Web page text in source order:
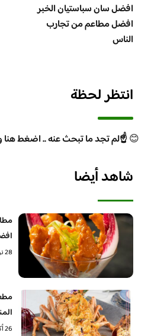
افضل سان سباستيان الخبر
افضل مطاعم من تجارب
الناس
انتظر لحظة
😊☝️لم تجد ما تبحث عنه .. اضغط هنا
شاهد أيضا
افضل
28 نوفمبر، 2023
26 أكتوبر، 2023